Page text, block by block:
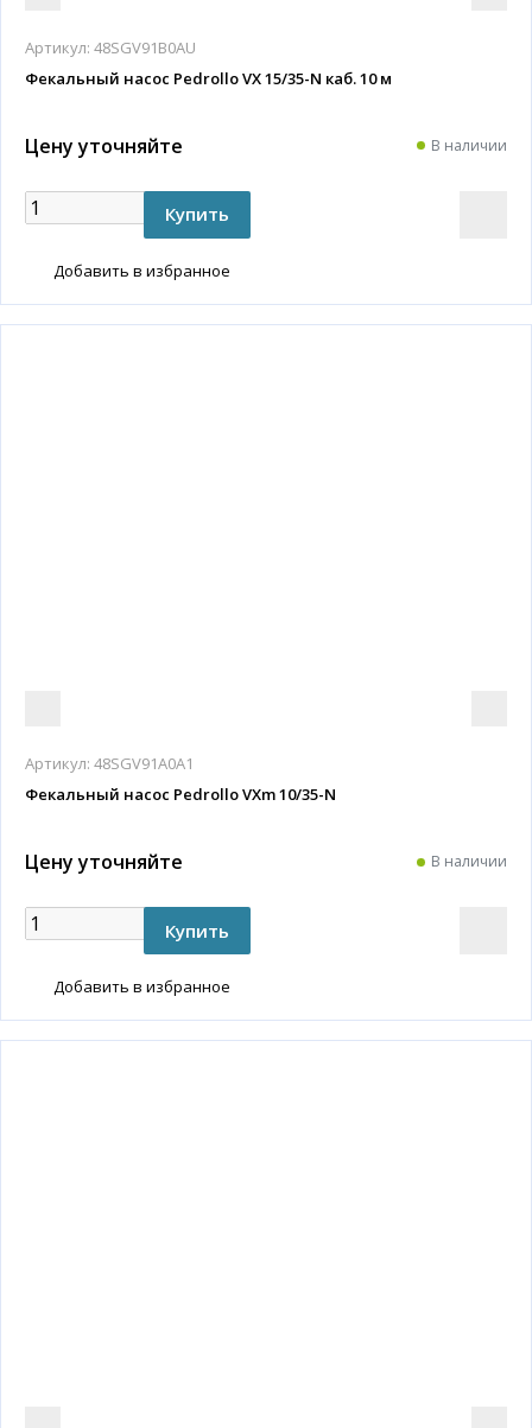
Артикул: 48SGV91B0AU
Фекальный насос Pedrollo VX 15/35-N каб. 10 м
Цену уточняйте В наличии
Добавить в избранное
Артикул: 48SGV91A0A1
Фекальный насос Pedrollo VXm 10/35-N
Цену уточняйте В наличии
Добавить в избранное